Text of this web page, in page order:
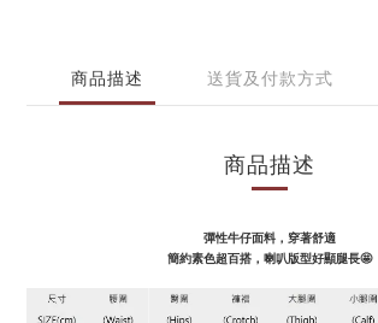
商品描述 送貨及付款方式
商品描述
彈性牛仔面料，穿著舒適
簡約素色超百搭，喇叭版型好顯腿長🤩